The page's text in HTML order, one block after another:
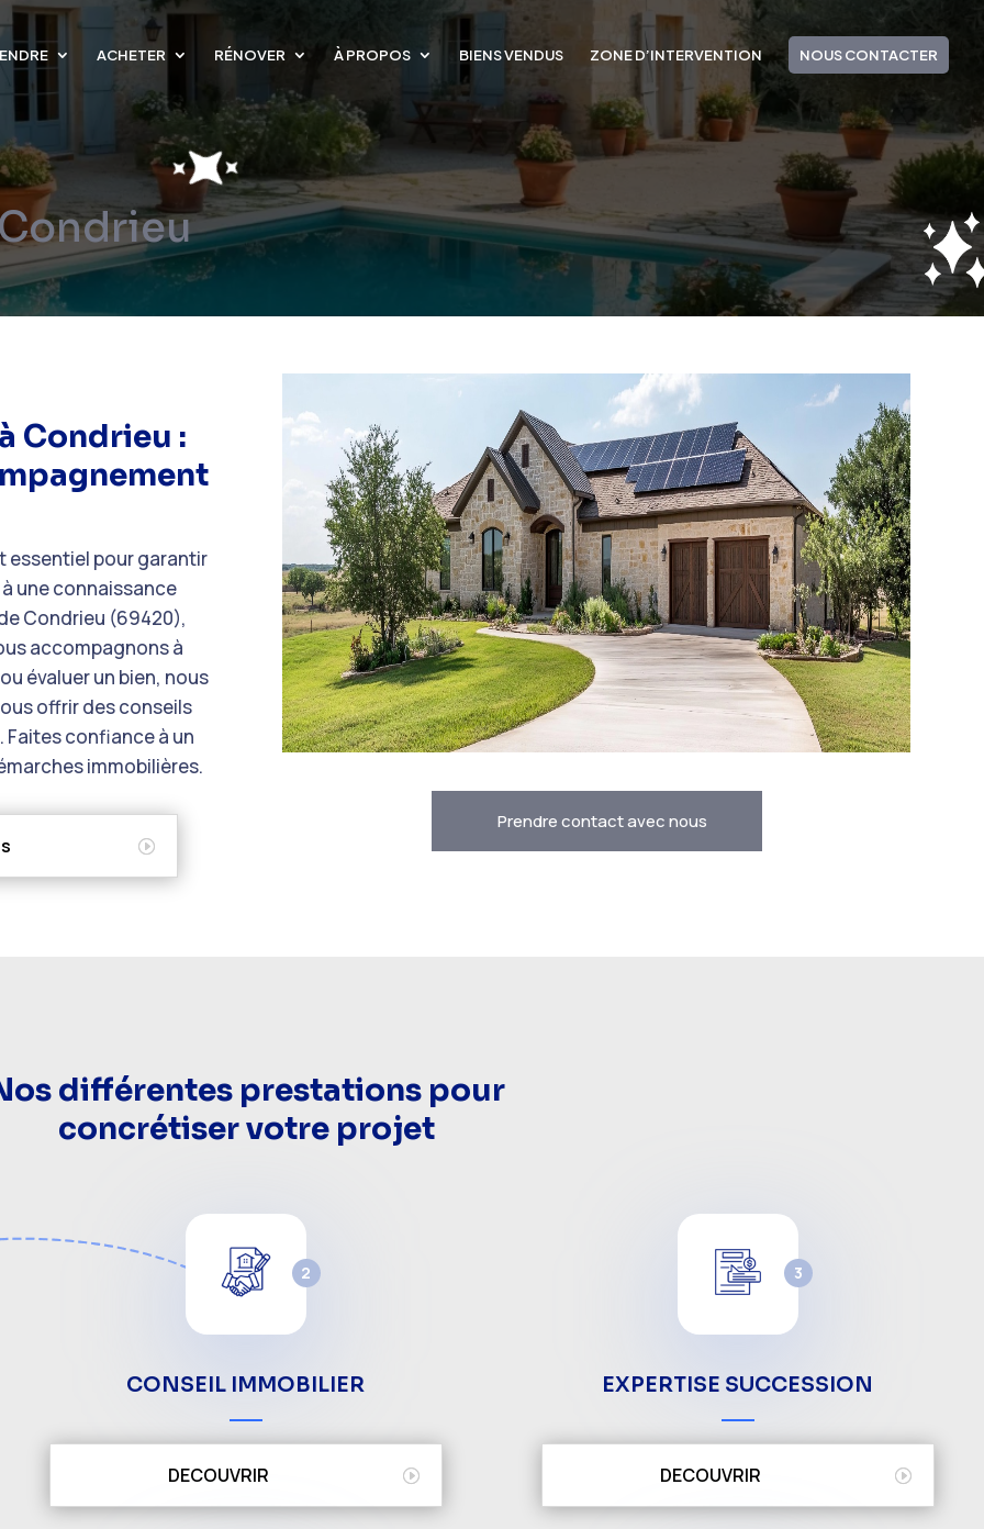
ACHETER RÉNOVER À PROPOS BIENS VENDUS ZONE D’INTERVENTION NOUS CONTACTER
Condrieu :
essentiel pour garantir
une connaissance
Condrieu (69420),
accompagnons à
évaluer un bien, nous
offrir des conseils
confiance à un
immobilières.
Prendre contact avec nous
différentes prestations pour
concrétiser votre projet
2
CONSEIL IMMOBILIER
DECOUVRIR
3
EXPERTISE SUCCESSION
DECOUVRIR